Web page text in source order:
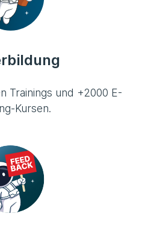
Trainings und +2000 E-
Kursen.